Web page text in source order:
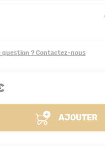
question ? Contactez-nous
AJOUTER